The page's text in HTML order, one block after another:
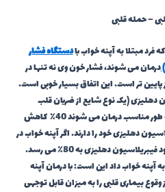
– حمله قلبی
مبتلا به آپنه خواب بادستگاه فشار
)درمان می شوند، فشار خون وی نه تنها در
تر است. این اتفاق بسیار خوبی است.
دهلیزی (یک نوع شایع از ضربان قلب
نامنظم) که از آپنه خواب رنج می برند به طور مناسب درمان می شوند 40٪ کاهش
دهلیزی خود را دارند. اگر آپنه خواب در
این گونه افراد درمان نشود، احتمال عود فیبریلاسیون دهلیزی به 80٪ می رسد.
آپنه خواب داد این است: با درمان آپنه
بیماری قلبی را به میزان قابل توجهی